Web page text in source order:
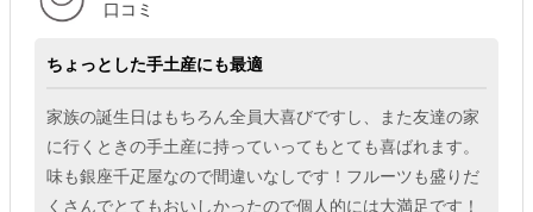
口コミ
ちょっとした手土産にも最適
家族の誕生日はもちろん全員大喜びですし、また友達の家
に行くときの手土産に持っていってもとても喜ばれます。
味も銀座千疋屋なので間違いなしです！フルーツも盛りだ
くさんでとてもおいしかったので個人的には大満足です！